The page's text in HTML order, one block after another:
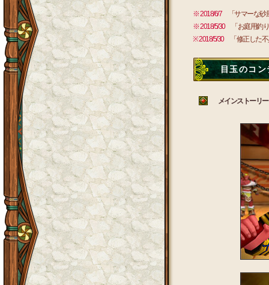
※ 2018/6/7
「サマーな砂
※ 2018/5/30
「お庭用釣
※ 2018/5/30
「修正した
目玉のコン
メインストーリ